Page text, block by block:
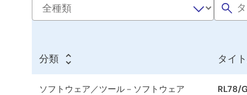
フ
ェ
ア
分類 タイ
ソフトウェア／ツール－ソフトウェア
RL78/